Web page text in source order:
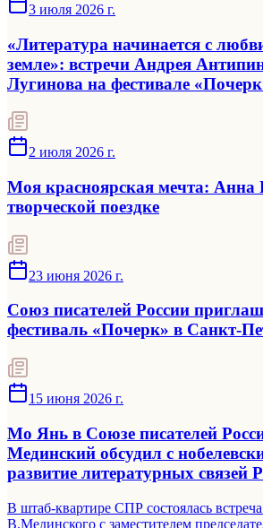
3 июля 2026 г.
«Литература начинается с
земле»: встречи Андрея
Лугинова на фестивале
2 июля 2026 г.
Моя красноярская мечта: Анна
творческой поездке
23 июня 2026 г.
Союз писателей России
фестиваль «Почерк» в Санкт-
15 июня 2026 г.
Мо Янь в Союзе писателей
Мединский обсудил с
развитие литературных связей
В штаб-квартире СПР состоялась
В.Мединского с заместителем